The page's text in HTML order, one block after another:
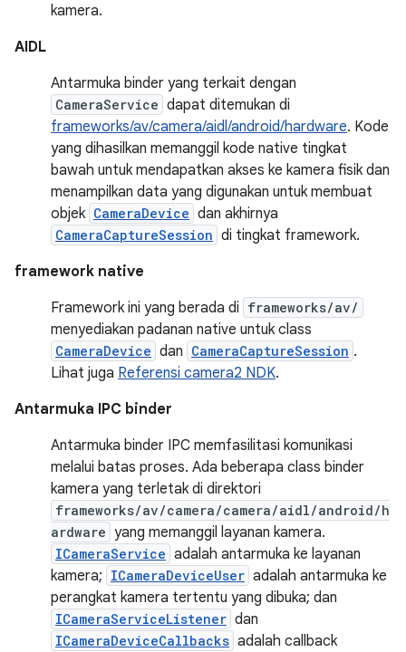
kamera.
AIDL
Antarmuka binder yang terkait dengan
CameraService dapat ditemukan di
frameworks/av/camera/aidl/android/hardware. Kode
yang dihasilkan memanggil kode native tingkat
bawah untuk mendapatkan akses ke kamera fisik dan
menampilkan data yang digunakan untuk membuat
objek CameraDevice dan akhirnya
CameraCaptureSession di tingkat framework.
framework native
Framework ini yang berada di frameworks/av/
menyediakan padanan native untuk class
CameraDevice dan CameraCaptureSession .
Lihat juga Referensi camera2 NDK.
Antarmuka IPC binder
Antarmuka binder IPC memfasilitasi komunikasi
melalui batas proses. Ada beberapa class binder
kamera yang terletak di direktori
frameworks/av/camera/camera/aidl/android/h
ardware yang memanggil layanan kamera.
ICameraService adalah antarmuka ke layanan
kamera; ICameraDeviceUser adalah antarmuka ke
perangkat kamera tertentu yang dibuka; dan
ICameraServiceListener dan
ICameraDeviceCallbacks adalah callback